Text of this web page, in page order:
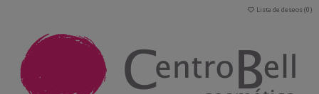
Lista de deseos (0 )